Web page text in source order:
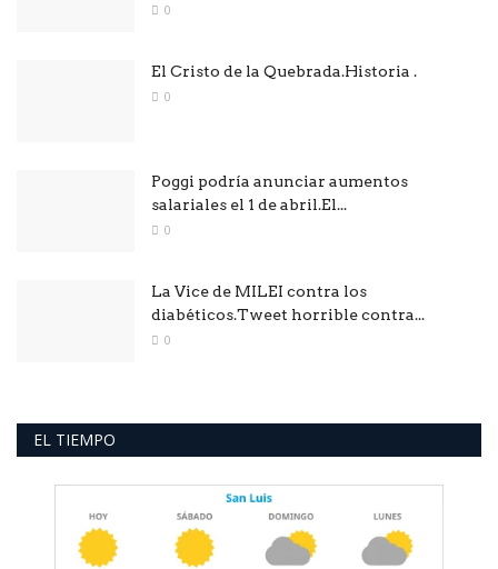
0
El Cristo de la Quebrada.Historia .
0
Poggi podría anunciar aumentos
salariales el 1 de abril.El...
0
La Vice de MILEI contra los
diabéticos.Tweet horrible contra...
0
EL TIEMPO